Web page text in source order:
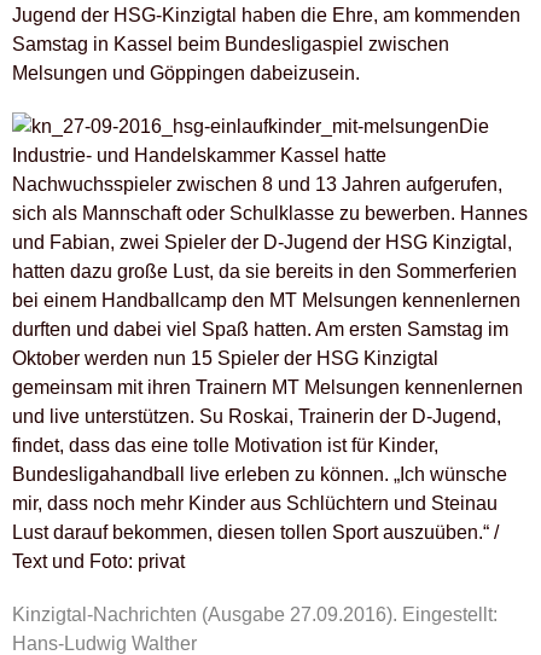
Jugend der HSG-Kinzigtal haben die Ehre, am kommenden
Samstag in Kassel beim Bundesligaspiel zwischen
Melsungen und Göppingen dabeizusein.
Die
Industrie- und Handelskammer Kassel hatte
Nachwuchsspieler zwischen 8 und 13 Jahren aufgerufen,
sich als Mannschaft oder Schulklasse zu bewerben. Hannes
und Fabian, zwei Spieler der D-Jugend der HSG Kinzigtal,
hatten dazu große Lust, da sie bereits in den Sommerferien
bei einem Handballcamp den MT Melsungen kennenlernen
durften und dabei viel Spaß hatten. Am ersten Samstag im
Oktober werden nun 15 Spieler der HSG Kinzigtal
gemeinsam mit ihren Trainern MT Melsungen kennenlernen
und live unterstützen. Su Roskai, Trainerin der D-Jugend,
findet, dass das eine tolle Motivation ist für Kinder,
Bundesligahandball live erleben zu können. „Ich wünsche
mir, dass noch mehr Kinder aus Schlüchtern und Steinau
Lust darauf bekommen, diesen tollen Sport auszuüben.“ /
Text und Foto: privat
Kinzigtal-Nachrichten (Ausgabe 27.09.2016). Eingestellt:
Hans-Ludwig Walther